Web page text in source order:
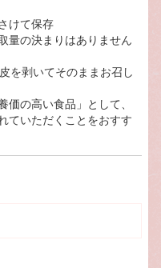
けて保存
量の決まりはありません
を剥いてそのままお召し
価の高い食品」として、
ていただくことをおすす